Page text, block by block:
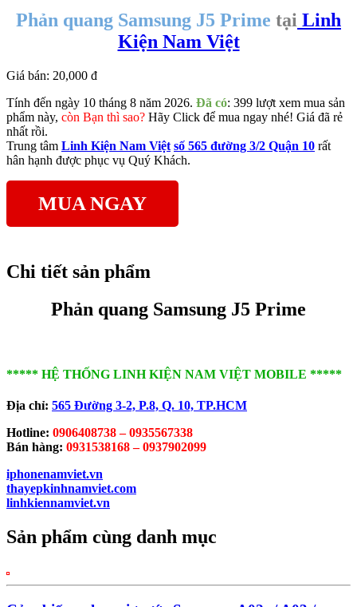
Phản quang Samsung J5 Prime tại Linh
Kiện Nam Việt
Giá bán: 20,000 đ
Tính đến ngày 10 tháng 8 năm 2026. Đã có: 399 lượt xem mua sản
phẩm này, còn Bạn thì sao? Hãy Click để mua ngay nhé! Giá đã rẻ
nhất rồi.
Trung tâm Linh Kiện Nam Việt số 565 đường 3/2 Quận 10 rất
hân hạnh được phục vụ Quý Khách.
MUA NGAY
Chi tiết sản phẩm
Phản quang Samsung J5 Prime
***** HỆ THỐNG LINH KIỆN NAM VIỆT MOBILE *****
Địa chỉ: 565 Đường 3-2, P.8, Q. 10, TP.HCM
Hotline: 0906408738 – 0935567338
Bán hàng: 0931538168 – 0937902099
iphonenamviet.vn
thayepkinhnamviet.com
linhkiennamviet.vn
Sản phẩm cùng danh mục